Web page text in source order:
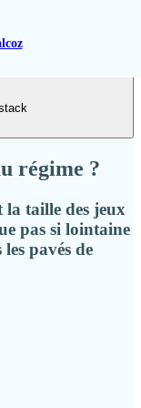
régime ?
la taille des jeux
pas si lointaine
pavés de